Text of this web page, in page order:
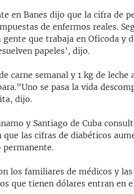
en Banes dijo que la cifra de
de enfermos reales.
que trabaja en Oficoda y
papeles’, dijo.
carne semanal y 1 kg de leche
se pasa la vida
dijo.
y Santiago de Cuba
las cifras de diabéticos
permanente.
los familiares de médicos y las
que tienen dólares entran en